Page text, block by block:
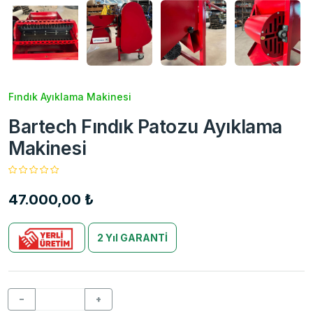
Fındık Ayıklama Makinesi
Bartech Fındık Patozu Ayıklama
Makinesi
47.000,00 ₺
2 Yıl GARANTİ
− +